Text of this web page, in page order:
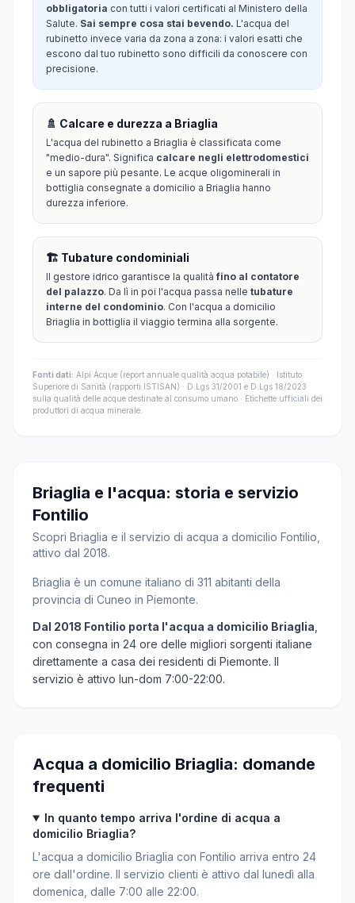
obbligatoria con tutti i valori certificati al Ministero della
Salute. Sai sempre cosa stai bevendo. L'acqua del
rubinetto invece varia da zona a zona: i valori esatti che
escono dal tuo rubinetto sono difficili da conoscere con
precisione.
🚿 Calcare e durezza a Briaglia
L'acqua del rubinetto a Briaglia è classificata come
"medio-dura". Significa calcare negli elettrodomestici
e un sapore più pesante. Le acque oligominerali in
bottiglia consegnate a domicilio a Briaglia hanno
durezza inferiore.
🏗️ Tubature condominiali
Il gestore idrico garantisce la qualitàfino al contatore
del palazzo. Da lì in poi l'acqua passa nelle tubature
interne del condominio. Con l'acqua a domicilio
Briaglia in bottiglia il viaggio termina alla sorgente.
Fonti dati: Alpi Acque (report annuale qualità acqua potabile) · Istituto
Superiore di Sanità (rapporti ISTISAN) · D.Lgs 31/2001 e D.Lgs 18/2023
sulla qualità delle acque destinate al consumo umano · Etichette ufficiali dei
produttori di acqua minerale.
Briaglia e l'acqua: storia e servizio
Fontilio
Scopri Briaglia e il servizio di acqua a domicilio Fontilio,
attivo dal 2018.
Briaglia è un comune italiano di 311 abitanti della
provincia di Cuneo in Piemonte.
Dal 2018 Fontilio porta l'acqua a domicilio Briaglia
con consegna in 24 ore delle migliori sorgenti italiane
direttamente a casa dei residenti di Piemonte. Il
servizio è attivo lun-dom 7:00-22:00.
Acqua a domicilio Briaglia: domande
frequenti
In quanto tempo arriva l'ordine di acqua a
domicilio Briaglia?
L'acqua a domicilio Briaglia con Fontilio arriva entro 24
ore dall'ordine. Il servizio clienti è attivo dal lunedì alla
domenica, dalle 7:00 alle 22:00.